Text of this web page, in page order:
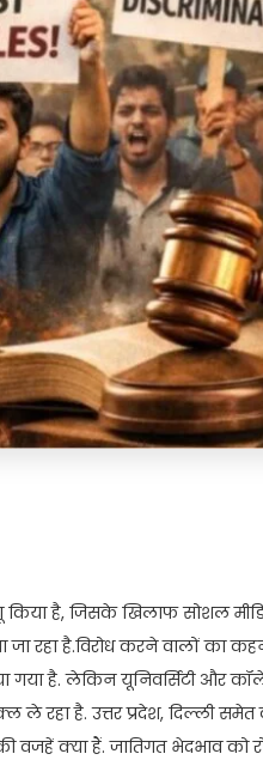
किया है, जिसके खिलाफ सोशल
रहा है.विरोध करने वालों का
गया है. लेकिन यूनिवर्सिटी और
रहा है. उत्तर प्रदेश, दिल्ली
वजहें क्या हैं. जातिगत भेदभाव को